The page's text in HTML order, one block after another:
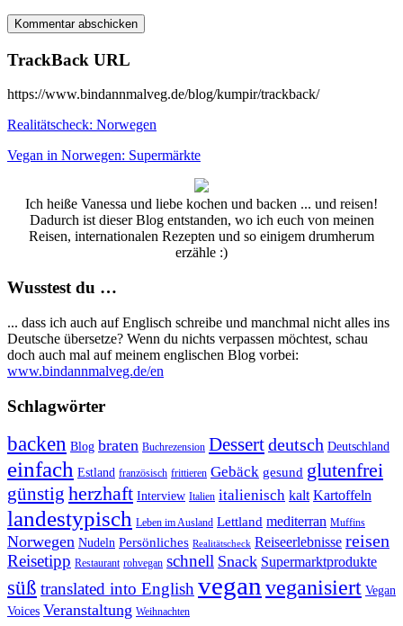
TrackBack URL
https://www.bindannmalveg.de/blog/kumpir/trackback/
Realitätscheck: Norwegen
Vegan in Norwegen: Supermärkte
Ich heiße Vanessa und liebe kochen und backen ... und reisen!
Dadurch ist dieser Blog entstanden, wo ich euch von meinen
Reisen, internationalen Rezepten und so einigem drumherum
erzähle :)
Wusstest du …
... dass ich auch auf Englisch schreibe und manchmal nicht alles ins
Deutsche übersetze? Wenn du nichts verpassen möchtest, schau
doch auch mal auf meinem englischen Blog vorbei:
www.bindannmalveg.de/en
Schlagwörter
backen Blog braten Buchrezension Dessertdeutsch Deutschland
einfach Estland französisch frittieren Gebäck gesund glutenfrei
günstig herzhaft Interview Italien italienisch kalt Kartoffeln
landestypisch Leben im Ausland Lettland mediterran Muffins
Norwegen Nudeln Persönliches Realitätscheck Reiseerlebnisse reisen
Reisetipp Restaurant rohvegan schnell Snack Supermarktprodukte
süß translated into Englishvegan veganisiert Vegan
Voices Veranstaltung Weihnachten